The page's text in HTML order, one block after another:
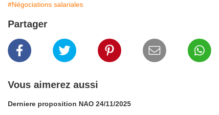
#Négociations salariales
Partager
Vous aimerez aussi
Derniere proposition NAO 24/11/2025